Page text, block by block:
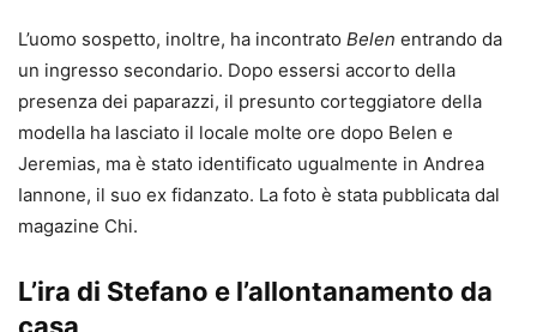
L’uomo sospetto, inoltre, ha incontrato Belen entrando da
un ingresso secondario. Dopo essersi accorto della
presenza dei paparazzi, il presunto corteggiatore della
modella ha lasciato il locale molte ore dopo Belen e
Jeremias, ma è stato identificato ugualmente in Andrea
Iannone, il suo ex fidanzato. La foto è stata pubblicata dal
magazine Chi.
L’ira di Stefano e l’allontanamento da